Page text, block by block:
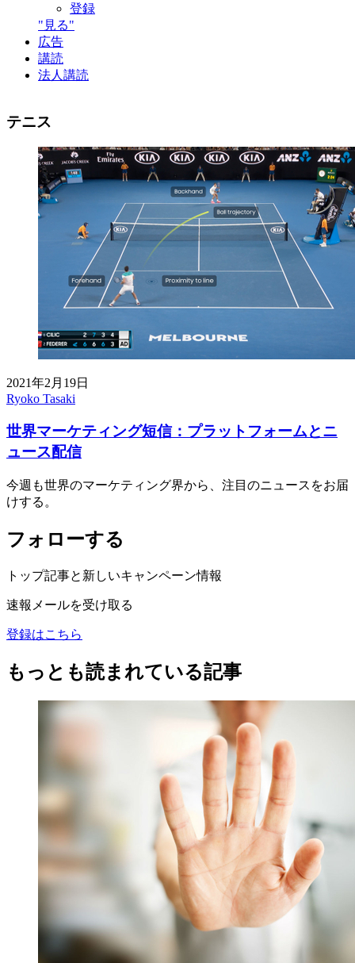
登録
"見る"
広告
講読
法人講読
テニス
2021年2月19日
Ryoko Tasaki
世界マーケティング短信：プラットフォームとニ
ュース配信
今週も世界のマーケティング界から、注目のニュースをお届
けする。
フォローする
トップ記事と新しいキャンペーン情報
速報メールを受け取る
登録はこちら
もっとも読まれている記事